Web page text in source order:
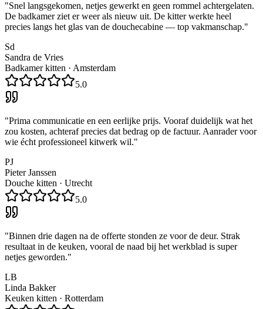
"Snel langsgekomen, netjes gewerkt en geen rommel achtergelaten.
De badkamer ziet er weer als nieuw uit. De kitter werkte heel
precies langs het glas van de douchecabine — top vakmanschap."
Sd
Sandra de Vries
Badkamer kitten · Amsterdam
5.0
"Prima communicatie en een eerlijke prijs. Vooraf duidelijk wat het
zou kosten, achteraf precies dat bedrag op de factuur. Aanrader voor
wie écht professioneel kitwerk wil."
PJ
Pieter Janssen
Douche kitten · Utrecht
5.0
"Binnen drie dagen na de offerte stonden ze voor de deur. Strak
resultaat in de keuken, vooral de naad bij het werkblad is super
netjes geworden."
LB
Linda Bakker
Keuken kitten · Rotterdam